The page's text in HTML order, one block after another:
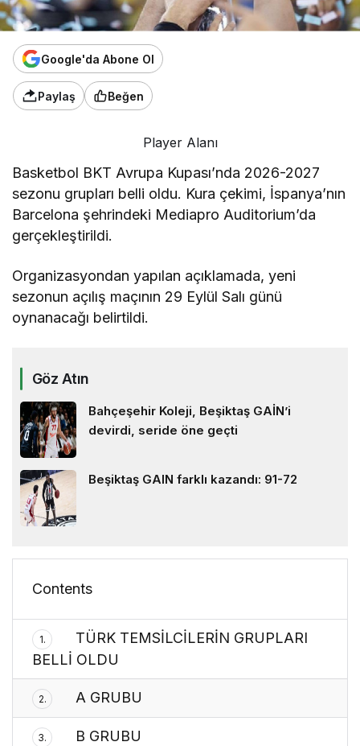
Google'da Abone Ol
Paylaş Beğen
Player Alanı
Basketbol BKT Avrupa Kupası’nda 2026-2027
sezonu grupları belli oldu. Kura çekimi, İspanya’nın
Barcelona şehrindeki Mediapro Auditorium’da
gerçekleştirildi.
Organizasyondan yapılan açıklamada, yeni
sezonun açılış maçının 29 Eylül Salı günü
oynanacağı belirtildi.
Göz Atın
Bahçeşehir Koleji, Beşiktaş GAİN’i
devirdi, seride öne geçti
Beşiktaş GAIN farklı kazandı: 91-72
Contents
1.
TÜRK TEMSİLCİLERİN GRUPLARI
BELLİ OLDU
2. A GRUBU
3. B GRUBU